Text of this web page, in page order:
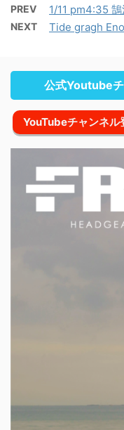
PREV 1/11 pm4:35 鵠
NEXT Tide gragh
公式Youtubeチ
YouTubeチャンネル